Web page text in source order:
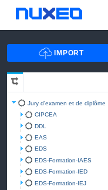
Jury d'examen et de diplôme
CIPCEA
DDL
EAS
EDS
EDS-Formation-IAES
EDS-Formation-IED
EDS-Formation-IEJ